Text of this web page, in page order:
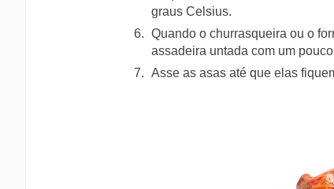
graus Celsius.
Quando o churrasqueira ou o
assadeira untada com um
Asse as asas até que elas